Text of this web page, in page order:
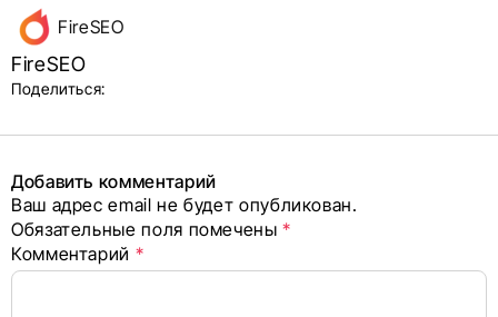
Данные
об авторе
и блок
поделиться
в соцсетях
FireSEO
FireSEO
Поделиться:
Добавить комментарий
Ваш адрес email не будет опубликован.
Обязательные поля помечены*
Комментарий *
Alternative: